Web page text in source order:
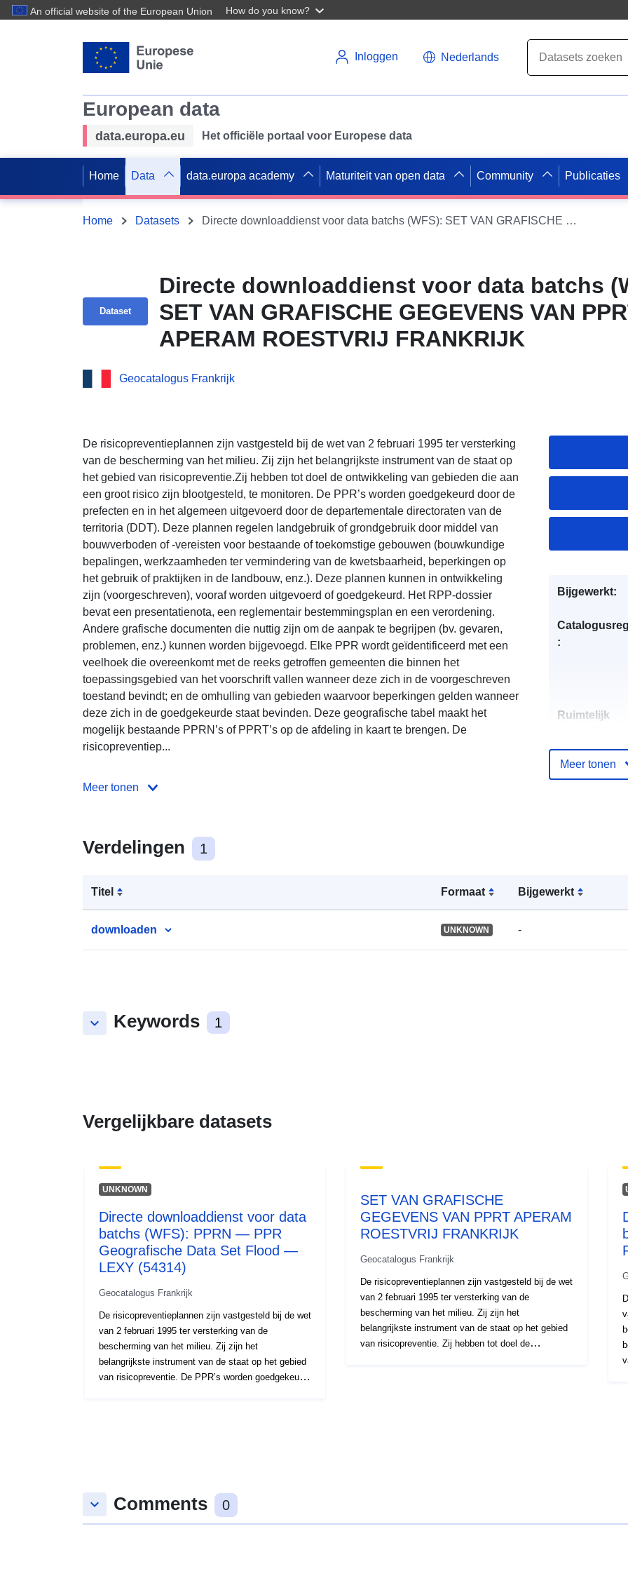
An official website of the European Union How do you know?
Inloggen Nederlands
European data
data.europa.eu Het officiële portaal voor Europese data
Home Data data.europa academy Maturiteit van open data Community Publicaties
Home Datasets Directe downloaddienst voor data batchs (WFS): SET VAN GRAFISCHE GEGEVENS VAN PPRT APERAM ROESTVRIJ FRANKRIJK
Dataset
Directe downloaddienst voor data batchs
SET VAN GRAFISCHE GEGEVENS VAN
APERAM ROESTVRIJ FRANKRIJK
Geocatalogus Frankrijk
De risicopreventieplannen zijn vastgesteld bij de wet van 2 februari 1995 ter versterking
van de bescherming van het milieu. Zij zijn het belangrijkste instrument van de staat op
het gebied van risicopreventie.Zij hebben tot doel de ontwikkeling van gebieden die aan
een groot risico zijn blootgesteld, te monitoren. De PPR’s worden goedgekeurd door de
prefecten en in het algemeen uitgevoerd door de departementale directoraten van de
territoria (DDT). Deze plannen regelen landgebruik of grondgebruik door middel van
bouwverboden of -vereisten voor bestaande of toekomstige gebouwen (bouwkundige
bepalingen, werkzaamheden ter vermindering van de kwetsbaarheid, beperkingen op
het gebruik of praktijken in de landbouw, enz.). Deze plannen kunnen in ontwikkeling
zijn (voorgeschreven), vooraf worden uitgevoerd of goedgekeurd. Het RPP-dossier
bevat een presentatienota, een reglementair bestemmingsplan en een verordening.
Andere grafische documenten die nuttig zijn om de aanpak te begrijpen (bv. gevaren,
problemen, enz.) kunnen worden bijgevoegd. Elke PPR wordt geïdentificeerd met een
veelhoek die overeenkomt met de reeks getroffen gemeenten die binnen het
toepassingsgebied van het voorschrift vallen wanneer deze zich in de voorgeschreven
toestand bevindt; en de omhulling van gebieden waarvoor beperkingen gelden wanneer
deze zich in de goedgekeurde staat bevinden. Deze geografische tabel maakt het
mogelijk bestaande PPRN’s of PPRT’s op de afdeling in kaart te brengen. De
risicopreventiep...
Meer tonen
Verdelingen 1
Titel Formaat Bijgewerkt
downloaden UNKNOWN -
keyboard_arrow_down Keywords 1
Bijgewerkt:
:
Ruimtelijk
Meer tonen
Vergelijkbare datasets
UNKNOWN
Directe downloaddienst voor data
batchs (WFS): PPRN — PPR
Geografische Data Set Flood —
LEXY (54314)
Geocatalogus Frankrijk
De risicopreventieplannen zijn vastgesteld bij de wet
van 2 februari 1995 ter versterking van de
bescherming van het milieu. Zij zijn het
belangrijkste instrument van de staat op het gebied
van risicopreventie. De PPR’s worden goedgekeurd
het gebruik of landbouwpraktijken, enz.). Deze
plannen kunnen in ontwikkeling zijn
SET VAN GRAFISCHE
GEGEVENS VAN PPRT APERAM
ROESTVRIJ FRANKRIJK
Geocatalogus Frankrijk
De risicopreventieplannen zijn vastgesteld bij de wet
van 2 februari 1995 ter versterking van de
bescherming van het milieu. Zij zijn het
belangrijkste instrument van de staat op het gebied
van risicopreventie. Zij hebben tot doel de
kunnen in ontwikkeling zijn (voorgeschreven), vooraf
keyboard_arrow_down Comments 0